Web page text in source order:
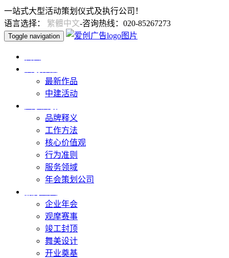
一站式大型活动策划仪式及执行公司！
语言选择： 繁體中文-咨询热线：020-85267273
Toggle navigation
最新作品
中建活动
品牌释义
工作方法
核心价值观
行为准则
服务领域
年会策划公司
企业年会
观摩赛事
竣工封顶
舞美设计
开业奠基